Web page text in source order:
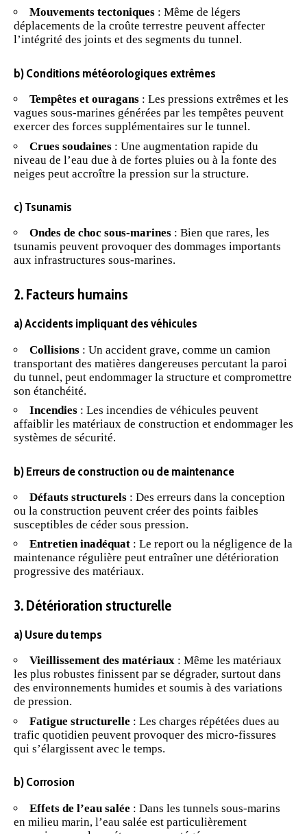
Mouvements tectoniques : Même de légers
déplacements de la croûte terrestre peuvent affecter
l’intégrité des joints et des segments du tunnel.
b) Conditions météorologiques extrêmes
Tempêtes et ouragans : Les pressions extrêmes et les
vagues sous-marines générées par les tempêtes peuvent
exercer des forces supplémentaires sur le tunnel.
Crues soudaines : Une augmentation rapide du
niveau de l’eau due à de fortes pluies ou à la fonte des
neiges peut accroître la pression sur la structure.
c) Tsunamis
Ondes de choc sous-marines : Bien que rares, les
tsunamis peuvent provoquer des dommages importants
aux infrastructures sous-marines.
2. Facteurs humains
a) Accidents impliquant des véhicules
Collisions : Un accident grave, comme un camion
transportant des matières dangereuses percutant la paroi
du tunnel, peut endommager la structure et compromettre
son étanchéité.
Incendies : Les incendies de véhicules peuvent
affaiblir les matériaux de construction et endommager les
systèmes de sécurité.
b) Erreurs de construction ou de maintenance
Défauts structurels : Des erreurs dans la conception
ou la construction peuvent créer des points faibles
susceptibles de céder sous pression.
Entretien inadéquat : Le report ou la négligence de la
maintenance régulière peut entraîner une détérioration
progressive des matériaux.
3. Détérioration structurelle
a) Usure du temps
Vieillissement des matériaux : Même les matériaux
les plus robustes finissent par se dégrader, surtout dans
des environnements humides et soumis à des variations
de pression.
Fatigue structurelle : Les charges répétées dues au
trafic quotidien peuvent provoquer des micro-fissures
qui s’élargissent avec le temps.
b) Corrosion
Effets de l’eau salée : Dans les tunnels sous-marins
en milieu marin, l’eau salée est particulièrement